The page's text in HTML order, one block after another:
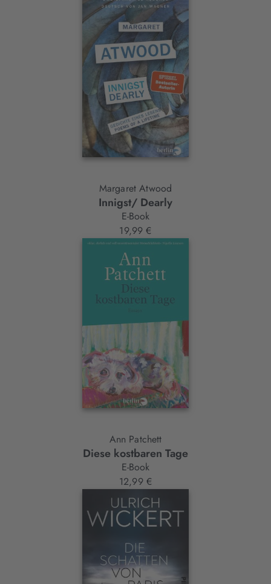
Margaret Atwood
Innigst/ Dearly
E-Book
19,99 €
Ann Patchett
Diese kostbaren Tage
E-Book
12,99 €